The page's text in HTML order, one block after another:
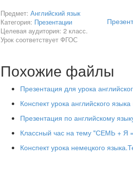
Who is this?
Who is this?
Who is this?
Who is this?
This is my mummy.
This is my daddy.
Предмет:Английский язык
Категория: Презентации
Целевая аудитория: 2 класс.
Урок соответствует ФГОС
Похожие файлы
Презентация для урока
Конспект урока английского
Презентация по английскому
Классный час на тему "СЕМЬ +
Конспект урока немецкого